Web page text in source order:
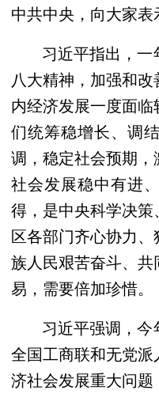
中共中央，向大家表
习近平指出，
八大精神，加强和
内经济发展一度面
们统筹稳增长、调
调，稳定社会预期
社会发展稳中有进
得，是中央科学决
区各部门齐心协力
族人民艰苦奋斗、
易，需要倍加珍惜。
习近平强调，今
全国工商联和无党
济社会发展重大问题